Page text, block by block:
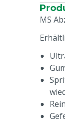
MS